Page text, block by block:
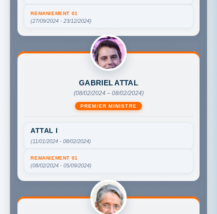
REMANIEMENT 01
(27/09/2024 - 23/12/2024)
GABRIEL ATTAL
(08/02/2024 – 08/02/2024)
PREMIER MINISTRE
ATTAL I
(11/01/2024 - 08/02/2024)
REMANIEMENT 01
(08/02/2024 - 05/09/2024)